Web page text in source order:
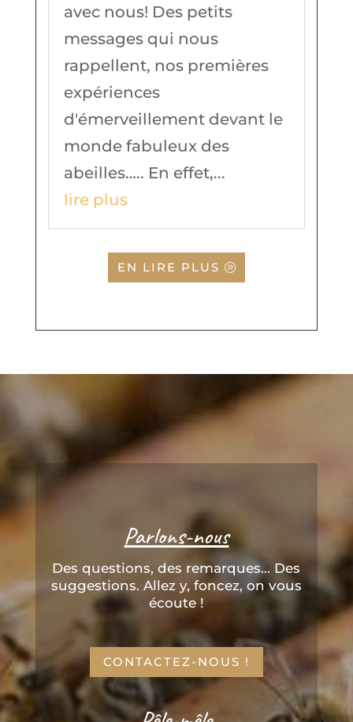
avec nous! Des petits
messages qui nous
rappellent, nos premières
expériences
d'émerveillement devant le
monde fabuleux des
abeilles….. En effet,...
lire plus
EN LIRE PLUS
Parlons-nous
Des questions, des remarques... Des
suggestions. Allez y, foncez, on vous
écoute !
CONTACTEZ-NOUS !